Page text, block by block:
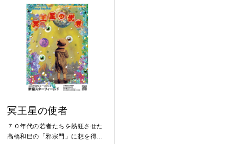
冥王星の使者
７０年代の若者たちを熱狂させた
高橋和巳の「邪宗門」に想を得